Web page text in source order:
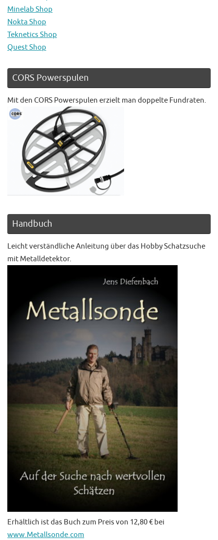
Minelab Shop
Nokta Shop
Teknetics Shop
Quest Shop
CORS Powerspulen
Mit den CORS Powerspulen erzielt man doppelte Fundraten.
Handbuch
Leicht verständliche Anleitung über das Hobby Schatzsuche
mit Metalldetektor.
Erhältlich ist das Buch zum Preis von 12,80 € bei
www.Metallsonde.com